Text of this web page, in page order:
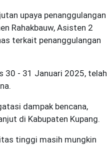
upaya penanggulangan
Rahakbauw, Asisten 2
terkait penanggulangan
30 - 31 Januari 2025, telah
dampak bencana,
di Kabupaten Kupang.
tinggi masih mungkin